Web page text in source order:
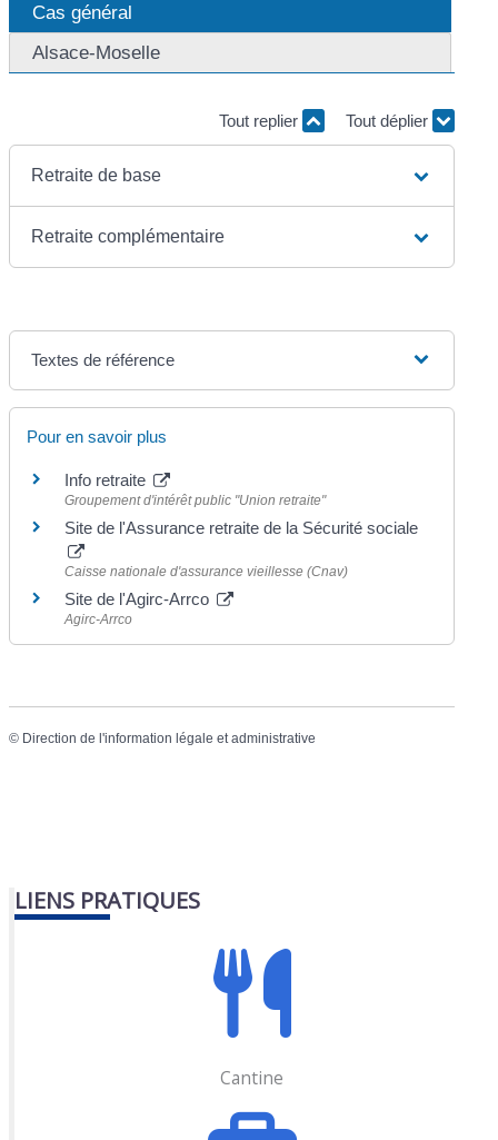
Cas général
Alsace-Moselle
Tout replier Tout déplier
Retraite de base
Retraite complémentaire
Textes de référence
Pour en savoir plus
Info retraite
Groupement d'intérêt public "Union retraite"
Site de l'Assurance retraite de la Sécurité sociale
Caisse nationale d'assurance vieillesse (Cnav)
Site de l'Agirc-Arrco
Agirc-Arrco
© Direction de l'information légale et administrative
LIENS PRATIQUES
Cantine